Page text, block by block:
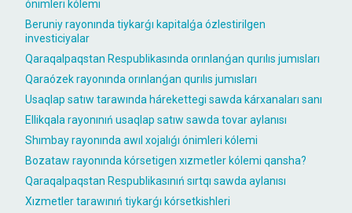
ónimleri kólemi
Beruniy rayonında tiykarǵı kapitalǵa ózlestirilgen
investiciyalar
Qaraqalpaqstan Respublikasında orınlanǵan qurılıs jumısları
Qaraózek rayonında orınlanǵan qurılıs jumısları
Usaqlap satıw tarawında hárekettegi sawda kárxanaları sanı
Ellikqala rayonınıń usaqlap satıw sawda tovar aylanısı
Shımbay rayonında awıl xojalıǵı ónimleri kólemi
Bozataw rayonında kórsetigen xızmetler kólemi qansha?
Qaraqalpaqstan Respublikasınıń sırtqı sawda aylanısı
Xızmetler tarawınıń tiykarǵı kórsetkishleri